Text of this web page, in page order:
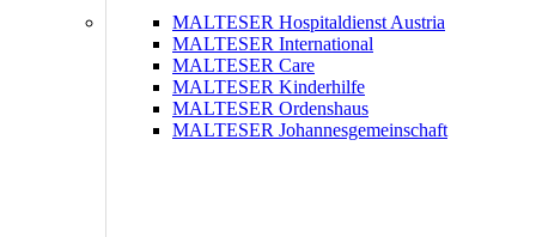
MALTESER Hospitaldienst Austria
MALTESER International
MALTESER Care
MALTESER Kinderhilfe
MALTESER Ordenshaus
MALTESER Johannesgemeinschaft